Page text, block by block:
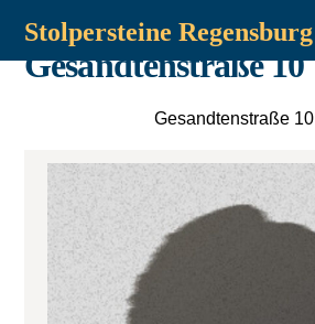
Stolpersteine Regensburg
Gesandtenstraße 10
Gesandtenstraße 10